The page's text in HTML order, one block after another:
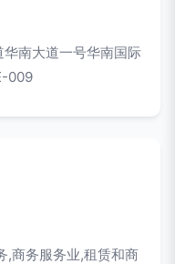
南大道一号华南国际
009
,商务服务业,租赁和商